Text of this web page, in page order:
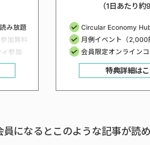
み放題
加無料
参加
（1日あたり約
Circular Economy
月例イベント（2,000
会員限定オンライン
特典詳細は
員になるとこのような記事が読め